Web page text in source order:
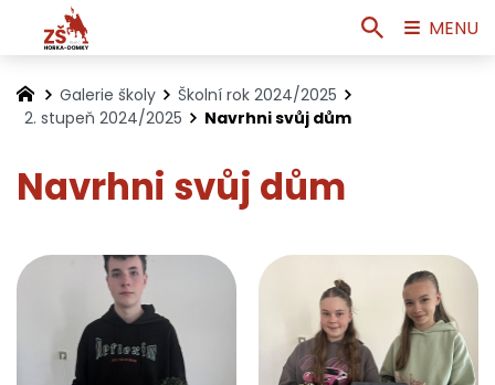
Galerie školy
Školní rok 2024/2025
2. stupeň 2024/2025
Navrhni svůj dům
Navrhni svůj dům
MENU